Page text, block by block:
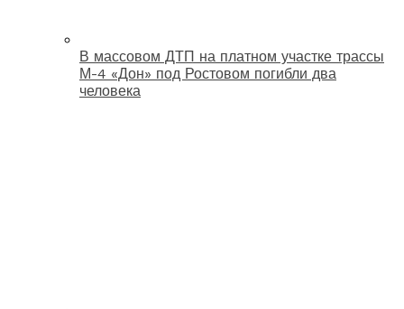
В массовом ДТП на платном участке трассы
М-4 «Дон» под Ростовом погибли два
человека